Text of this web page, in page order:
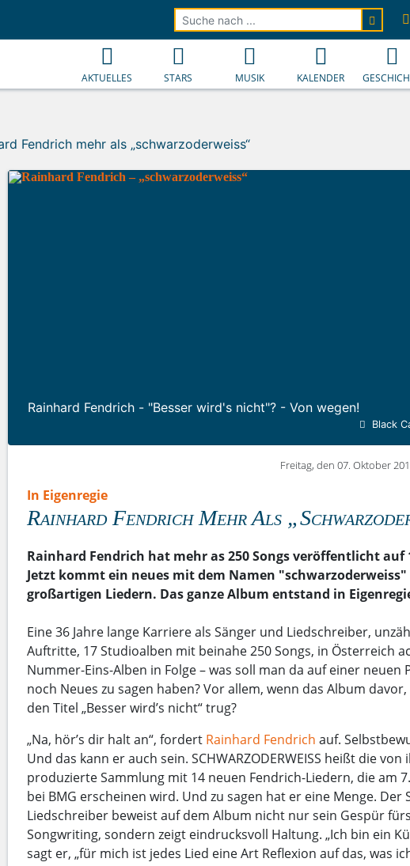
Fendrich mehr als „schwarzoderweiss“
Rainhard Fendrich - "Besser wird's nicht"? - Von wegen!
Black
Freitag, den 07. Oktober
In Eigenregie
Rainhard Fendrich Mehr Als
Rainhard Fendrich hat mehr as 250 Songs veröffentlicht auf
Jetzt kommt ein neues mit dem Namen
großartigen Liedern. Das ganze Album entstand in
Eine 36 Jahre lange Karriere als Sänger und Liedschreiber,
Auftritte, 17 Studioalben mit beinahe 250 Songs, in Österreich
Nummer-Eins-Alben in Folge – was soll man da auf einer neuen
noch Neues zu sagen haben? Vor allem, wenn das Album davor,
den Titel „Besser wird’s nicht“ trug?
„Na, hör’s dir halt an“, fordert Rainhard Fendrich auf.
Und das kann er auch sein. SCHWARZODERWEISS heißt die
produzierte Sammlung mit 14 neuen Fendrich-Liedern, die am
bei BMG erscheinen wird. Und zu sagen hat er eine Menge. Der
Liedschreiber beweist auf dem Album nicht nur sein Gespür fürs
Songwriting, sondern zeigt eindrucksvoll Haltung. „Ich bin ein
sagt er, „für mich ist jedes Lied eine Art Reflexion auf das, was
AKTUELLES STARS MUSIK KALENDER